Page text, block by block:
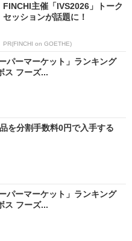
FINCHI主催「IVS2026」トーク
セッションが話題に！
PR(FINCHI on GOETHE)
パーマーケット」ランキング
フーズ...
を分割手数料0円で入手する
パーマーケット」ランキング
フーズ...